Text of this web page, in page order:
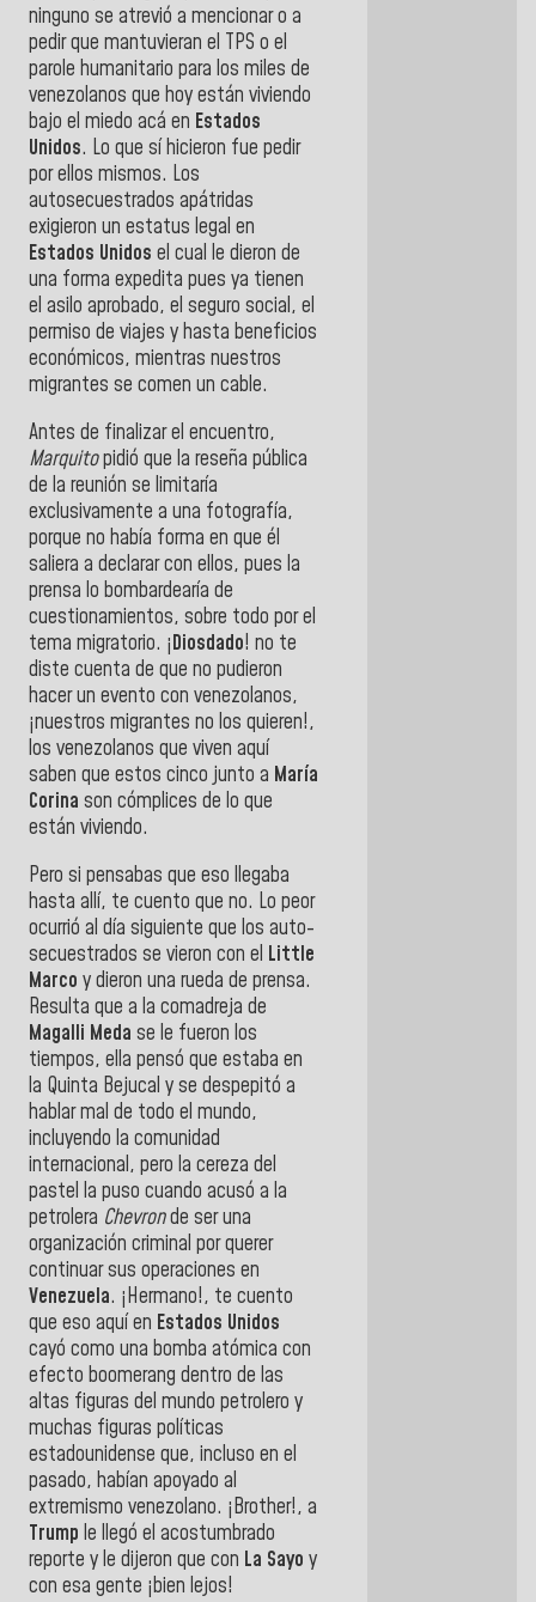
ninguno se atrevió a mencionar o a
pedir que mantuvieran el TPS o el
parole humanitario para los miles de
venezolanos que hoy están viviendo
bajo el miedo acá en Estados
Unidos. Lo que sí hicieron fue pedir
por ellos mismos. Los
autosecuestrados apátridas
exigieron un estatus legal en
Estados Unidos el cual le dieron de
una forma expedita pues ya tienen
el asilo aprobado, el seguro social, el
permiso de viajes y hasta beneficios
económicos, mientras nuestros
migrantes se comen un cable.
Antes de finalizar el encuentro,
Marquitopidió que la reseña pública
de la reunión se limitaría
exclusivamente a una fotografía,
porque no había forma en que él
saliera a declarar con ellos, pues la
prensa lo bombardearía de
cuestionamientos, sobre todo por el
tema migratorio. ¡Diosdado! no te
diste cuenta de que no pudieron
hacer un evento con venezolanos,
¡nuestros migrantes no los quieren!,
los venezolanos que viven aquí
saben que estos cinco junto a María
Corina son cómplices de lo que
están viviendo.
Pero si pensabas que eso llegaba
hasta allí, te cuento que no. Lo peor
ocurrió al día siguiente que los auto-
secuestrados se vieron con el Little
Marco y dieron una rueda de prensa.
Resulta que a la comadreja de
Magalli Meda se le fueron los
tiempos, ella pensó que estaba en
la Quinta Bejucal y se despepitó a
hablar mal de todo el mundo,
incluyendo la comunidad
internacional, pero la cereza del
pastel la puso cuando acusó a la
petrolera Chevronde ser una
organización criminal por querer
continuar sus operaciones en
Venezuela. ¡Hermano!, te cuento
que eso aquí en Estados Unidos
cayó como una bomba atómica con
efecto boomerang dentro de las
altas figuras del mundo petrolero y
muchas figuras políticas
estadounidense que, incluso en el
pasado, habían apoyado al
extremismo venezolano. ¡Brother!, a
Trump le llegó el acostumbrado
reporte y le dijeron que con La Sayo y
con esa gente ¡bien lejos!